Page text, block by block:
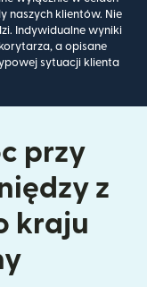
naszych klientów. Nie
Indywidualne wyniki
a opisane
sytuacji klienta
przy
z
kraju